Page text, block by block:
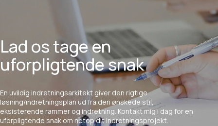
Lad os tage en
uforpligtende snak
En uvildig indretningsarkitekt giver den rigtige
løsning/indretningsplan ud fra den ønskede stil,
eksisterende rammer og indretning. Kontaktmig i dag for en
uforpligtende snak om netopdit indretningsprojekt.